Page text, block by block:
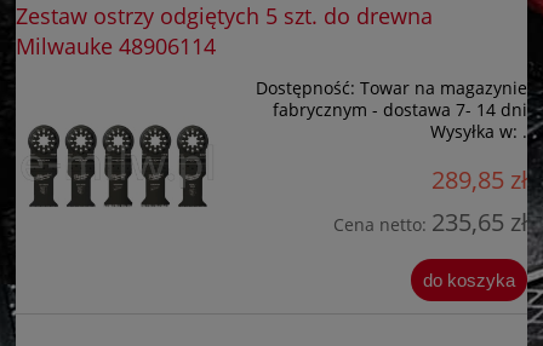
Zestaw ostrzy odgiętych 5 szt. do drewna
Milwauke 48906114
Dostępność: Towar na magazynie
fabrycznym - dostawa 7- 14 dni
Wysyłka w: .
289,85 zł
Cena netto: 235,65 zł
do koszyka